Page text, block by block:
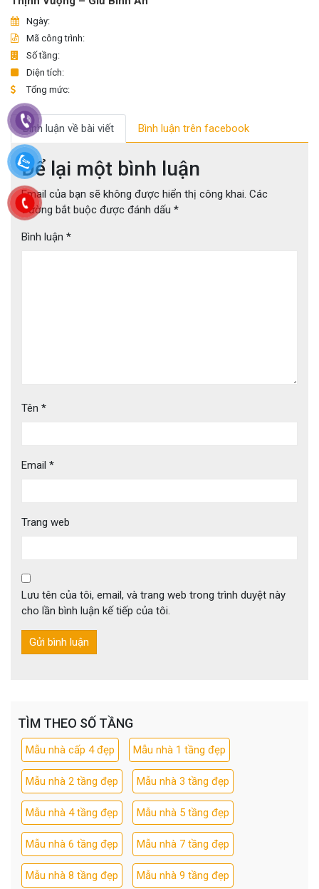
Ngày:
Mã công trình:
Số tầng:
Diện tích:
Tổng mức:
Bình luận về bài viết Bình luận trên facebook
Để lại một bình luận
Email của bạn sẽ không được hiển thị công khai. Các
trường bắt buộc được đánh dấu *
Bình luận *
Tên *
Email *
Trang web
Lưu tên của tôi, email, và trang web trong trình duyệt này
cho lần bình luận kế tiếp của tôi.
TÌM THEO SỐ TẦNG
Mẫu nhà cấp 4 đẹp Mẫu nhà 1 tầng đẹp
Mẫu nhà 2 tầng đẹp Mẫu nhà 3 tầng đẹp
Mẫu nhà 4 tầng đẹp Mẫu nhà 5 tầng đẹp
Mẫu nhà 6 tầng đẹp Mẫu nhà 7 tầng đẹp
Mẫu nhà 8 tầng đẹp Mẫu nhà 9 tầng đẹp